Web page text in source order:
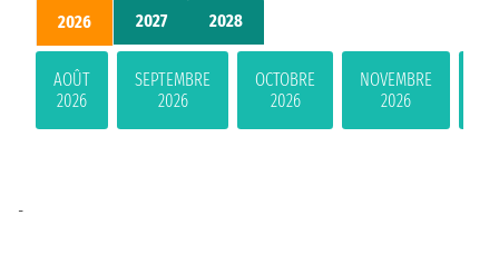
2026 2027 2028
AOÛT
2026
SEPTEMBRE
2026
OCTOBRE
2026
NOVEMBRE
2026
-